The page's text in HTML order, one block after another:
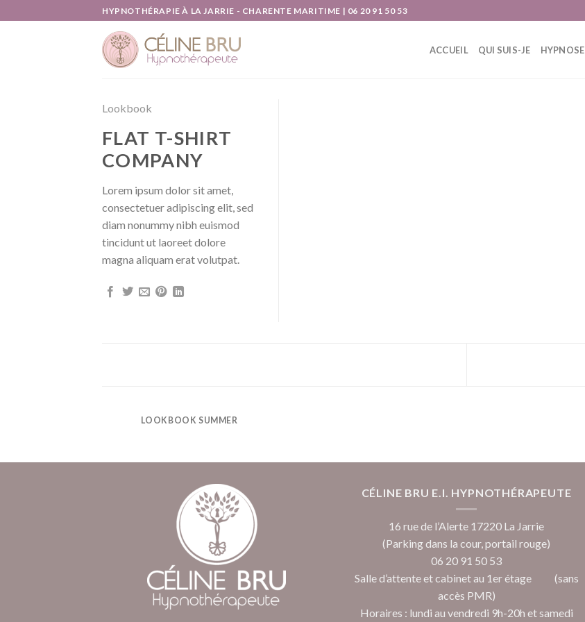
to
HYPNOTHÉRAPIE À LA JARRIE - CHARENTE MARITIME | 06 20 91 50 53
ACCUEIL QUI SUIS-JE HYPNOSE
Lookbook
FLAT T-SHIRT
COMPANY
Lorem ipsum dolor sit amet,
consectetuer adipiscing elit, sed
diam nonummy nibh euismod
tincidunt ut laoreet dolore
magna aliquam erat volutpat.
LOOKBOOK SUMMER
CÉLINE BRU E.I. HYPNOTHÉRAPEUTE
16 rue de l’Alerte 17220 La Jarrie
(Parking dans la cour, portail rouge)
06 20 91 50 53
Salle d’attente et cabinet au 1er étage (sans
accès PMR)
Horaires : lundi au vendredi 9h-20h et samedi